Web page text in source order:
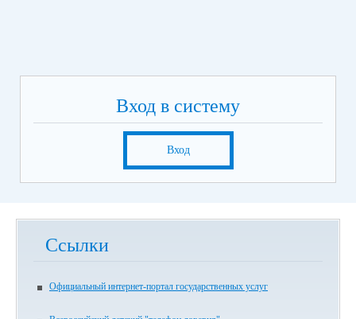
Вход в систему
Вход
Ссылки
Официальный интернет-портал государственных услуг